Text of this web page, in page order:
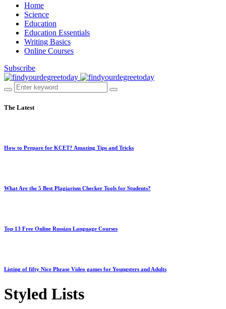
Home
Science
Education
Education Essentials
Writing Basics
Online Courses
Subscribe
The Latest
How to Prepare for KCET? Amazing Tips and Tricks
What Are the 5 Best Plagiarism Checker Tools for Students?
Top 13 Free Online Russian Language Courses
Listing of fifty Nice Phrase Video games for Youngsters and Adults
Styled Lists